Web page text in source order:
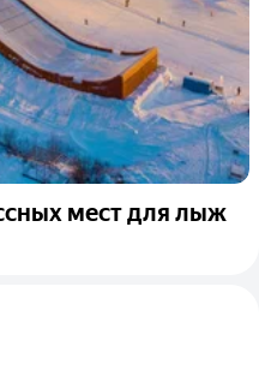
мест для лыж